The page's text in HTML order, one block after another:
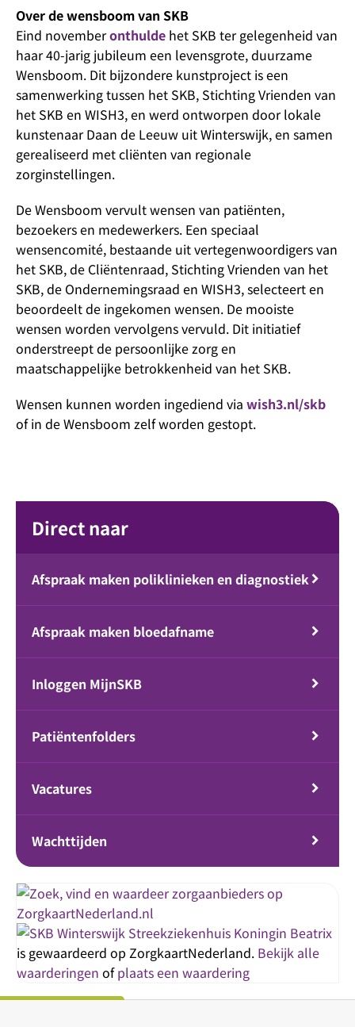
Over de wensboom van SKB
Eind novemberonthulde het SKB ter gelegenheid van
haar 40-jarig jubileum een levensgrote, duurzame
Wensboom. Dit bijzondere kunstproject is een
samenwerking tussen het SKB, Stichting Vrienden van
het SKB en WISH3, en werd ontworpen door lokale
kunstenaar Daan de Leeuw uit Winterswijk, en samen
gerealiseerd met cliënten van regionale
zorginstellingen.
De Wensboom vervult wensen van patiënten,
bezoekers en medewerkers. Een speciaal
wensencomité, bestaande uit vertegenwoordigers van
het SKB, de Cliëntenraad, Stichting Vrienden van het
SKB, de Ondernemingsraad en WISH3, selecteert en
beoordeelt de ingekomen wensen. De mooiste
wensen worden vervolgens vervuld. Dit initiatief
onderstreept de persoonlijke zorg en
maatschappelijke betrokkenheid van het SKB.
Wensen kunnen worden ingediend via wish3.nl/skb
of in de Wensboom zelf worden gestopt.
Direct naar
Afspraak maken poliklinieken en diagnostiek
Afspraak maken bloedafname
Inloggen MijnSKB
Patiëntenfolders
Vacatures
Wachttijden
Streekziekenhuis Koningin Beatrix
is gewaardeerd op ZorgkaartNederland. Bekijk alle
waarderingen ofplaats een waardering